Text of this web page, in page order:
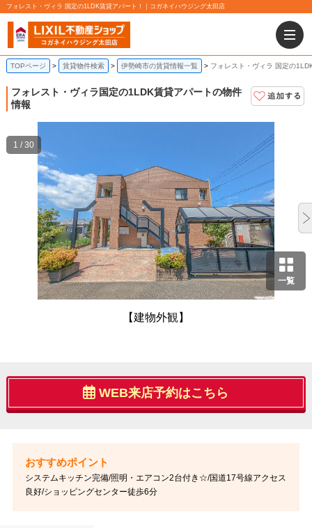
フォレスト・ヴィラ 国定の1LDK賃貸アパート！｜コガネイハウジング太田店
TOPページ 賃貸物件検索 伊勢崎市の賃貸情報一覧 フォレスト・ヴィラ 国定の
フォレスト・ヴィラ 国定の1LDK賃貸アパートの物件
情報
一覧
【建物外観】
1 / 30
WEB来店予約はこちら
システムキッチン完備/照明・エアコン2台付き☆/国道17号線アクセス
良好/ショッピングセンター徒歩6分